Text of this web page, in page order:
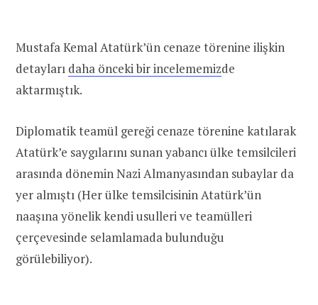
Mustafa Kemal Atatürk’ün cenaze törenine ilişkin
detayları daha önceki bir incelememizde
aktarmıştık.
Diplomatik teamül gereği cenaze törenine katılarak
Atatürk’e saygılarını sunan yabancı ülke temsilcileri
arasında dönemin Nazi Almanyasından subaylar da
yer almıştı (Her ülke temsilcisinin Atatürk’ün
naaşına yönelik kendi usulleri ve teamülleri
çerçevesinde selamlamada bulunduğu
görülebiliyor).